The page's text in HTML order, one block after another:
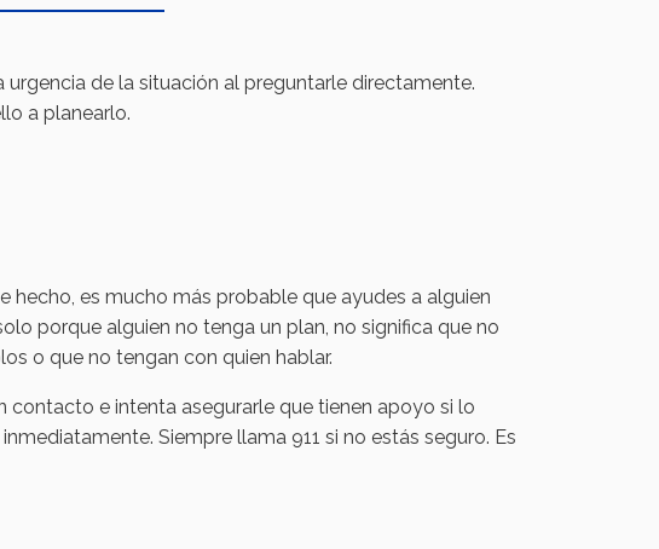
de la situación al preguntarle directamente.
a planearlo.
hecho, es mucho más probable que ayudes a alguien
porque alguien no tenga un plan, no significa que no
o que no tengan con quien hablar.
contacto e intenta asegurarle que tienen apoyo si lo
Siempre llama 911 si no estás seguro. Es